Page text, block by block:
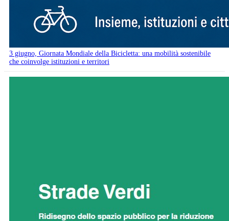
3 giugno, Giornata Mondiale della Bicicletta: una mobilità sostenibile
che coinvolge istituzioni e territori